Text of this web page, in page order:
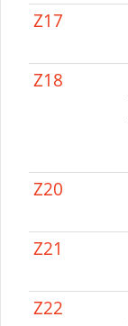
Z17
Z18
Z20
Z21
Z22